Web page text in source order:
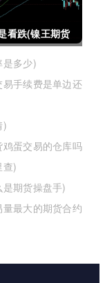
看跌(镍王期货
看涨)
是多少)
手续费是单边还
)
蛋交易的仓库吗
查)
期货操盘手)
最大的期货合约